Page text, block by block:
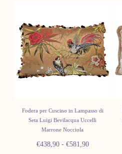
Fodera per Cuscino in Lampasso di
Seta Luigi Bevilacqua Uccelli
Marrone Nocciola
Prezzo
€438,90 - Prezzo
€581,90